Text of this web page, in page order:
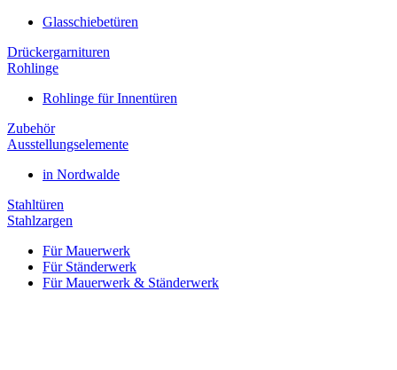
Glasschiebetüren
Drückergarnituren
Rohlinge
Rohlinge für Innentüren
Zubehör
Ausstellungselemente
in Nordwalde
Stahltüren
Stahlzargen
Für Mauerwerk
Für Ständerwerk
Für Mauerwerk & Ständerwerk